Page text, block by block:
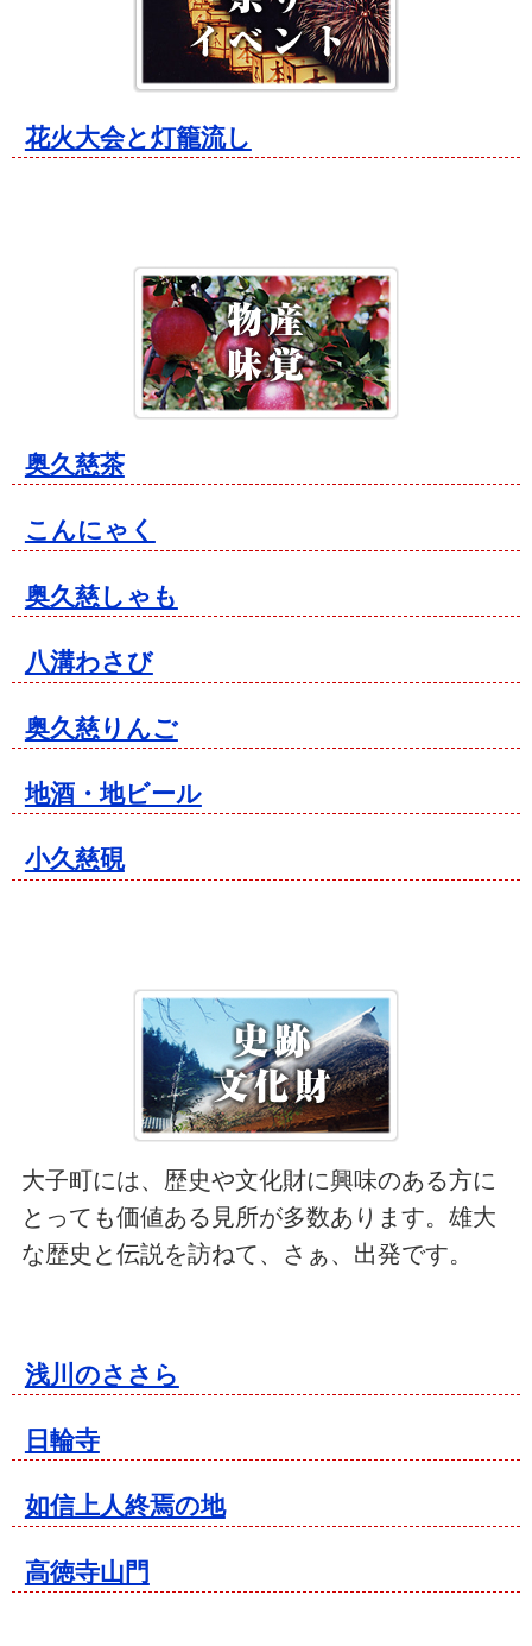
花火大会と灯籠流し
奥久慈茶
こんにゃく
奥久慈しゃも
八溝わさび
奥久慈りんご
地酒・地ビール
小久慈硯
大子町には、歴史や文化財に興味のある方に
とっても価値ある見所が多数あります。雄大
な歴史と伝説を訪ねて、さぁ、出発です。
浅川のささら
日輪寺
如信上人終焉の地
高徳寺山門